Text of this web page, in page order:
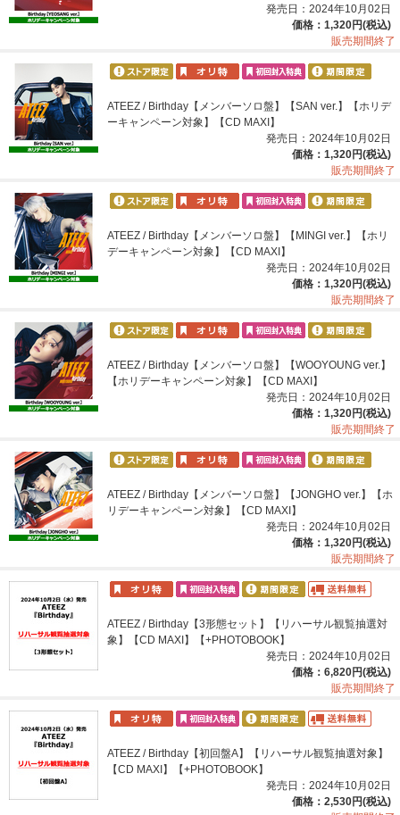
発売日：2024年10月02日
価格：1,320円(税込)
販売期間終了
ATEEZ / Birthday【メンバーソロ盤】【SAN ver.】【ホリデ
ーキャンペーン対象】【CD MAXI】
発売日：2024年10月02日
価格：1,320円(税込)
販売期間終了
ATEEZ / Birthday【メンバーソロ盤】【MINGI ver.】【ホリ
デーキャンペーン対象】【CD MAXI】
発売日：2024年10月02日
価格：1,320円(税込)
販売期間終了
ATEEZ / Birthday【メンバーソロ盤】【WOOYOUNG ver.】
【ホリデーキャンペーン対象】【CD MAXI】
発売日：2024年10月02日
価格：1,320円(税込)
販売期間終了
ATEEZ / Birthday【メンバーソロ盤】【JONGHO ver.】【ホ
リデーキャンペーン対象】【CD MAXI】
発売日：2024年10月02日
価格：1,320円(税込)
販売期間終了
ATEEZ / Birthday【3形態セット】【リハーサル観覧抽選対
象】【CD MAXI】【+PHOTOBOOK】
発売日：2024年10月02日
価格：6,820円(税込)
販売期間終了
ATEEZ / Birthday【初回盤A】【リハーサル観覧抽選対象】
【CD MAXI】【+PHOTOBOOK】
発売日：2024年10月02日
価格：2,530円(税込)